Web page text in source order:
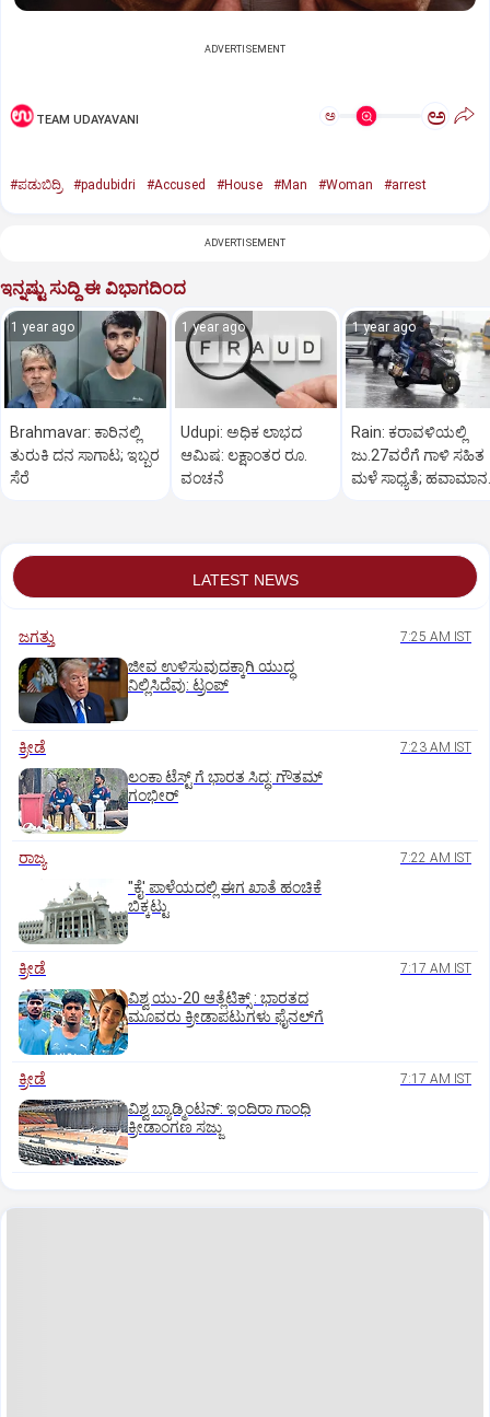
ADVERTISEMENT
TEAM UDAYAVANI ಅ ಅ
#ಪಡುಬಿದ್ರಿ #padubidri #Accused #House #Man #Woman #arrest
ADVERTISEMENT
ಇನ್ನಷ್ಟು ಸುದ್ದಿ ಈ ವಿಭಾಗದಿಂದ
1 year ago
Brahmavar: ಕಾರಿನಲ್ಲಿ
ತುರುಕಿ ದನ ಸಾಗಾಟ; ಇಬ್ಬರ
ಸೆರೆ
1 year ago
Udupi: ಅಧಿಕ ಲಾಭದ
ಆಮಿಷ: ಲಕ್ಷಾಂತರ ರೂ.
ವಂಚನೆ
1 year ago
Rain: ಕರಾವಳಿಯಲ್ಲಿ
ಜು.27ವರೆಗೆ ಗಾಳಿ ಸಹಿತ
ಮಳೆ ಸಾಧ್ಯತೆ; ಹವಾಮಾನ
LATEST NEWS
ಜಗತ್ತು 7:25 AM IST
ಜೀವ ಉಳಿಸುವುದಕ್ಕಾಗಿ ಯುದ್ಧ
ನಿಲ್ಲಿಸಿದೆವು: ಟ್ರಂಪ್‌
ಕ್ರೀಡೆ 7:23 AM IST
ಲಂಕಾ ಟೆಸ್ಟ್‌ ಗೆ ಭಾರತ ಸಿದ್ಧ: ಗೌತಮ್‌
ಗಂಭೀರ್‌
ರಾಜ್ಯ 7:22 AM IST
"ಕೈ' ಪಾಳೆಯದಲ್ಲಿ ಈಗ ಖಾತೆ ಹಂಚಿಕೆ
ಬಿಕ್ಕಟ್ಟು
ಕ್ರೀಡೆ 7:17 AM IST
ವಿಶ್ವ ಯು-20 ಆತ್ಲೆಟಿಕ್ಸ್‌ : ಭಾರತದ
ಮೂವರು ಕ್ರೀಡಾಪಟುಗಳು ಫೈನಲ್‌ಗೆ
ಕ್ರೀಡೆ 7:17 AM IST
ವಿಶ್ವ ಬ್ಯಾಡ್ಮಿಂಟನ್‌: ಇಂದಿರಾ ಗಾಂಧಿ
ಕ್ರೀಡಾಂಗಣ ಸಜ್ಜು